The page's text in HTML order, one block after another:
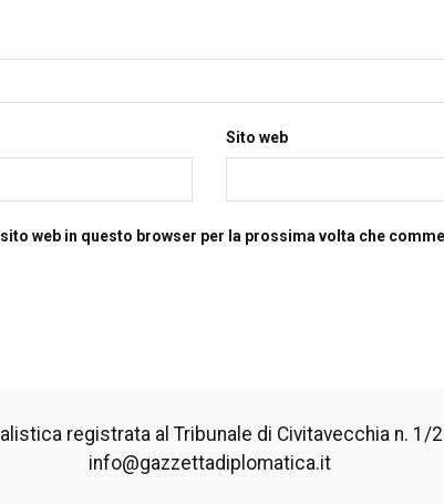
Sito web
web in questo browser per la prossima volta che
registrata al Tribunale di Civitavecchia n.
info@gazzettadiplomatica.it